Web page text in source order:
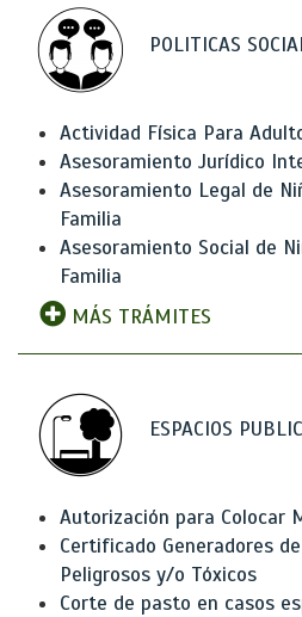
POLITICAS
Actividad Física Para
Asesoramiento Jurídico
Asesoramiento Legal de
Familia
Asesoramiento Social de
Familia
MÁS TRÁMITES
ESPACIOS
Autorización para Colocar
Certificado Generadores
Peligrosos y/o Tóxicos
Corte de pasto en casos